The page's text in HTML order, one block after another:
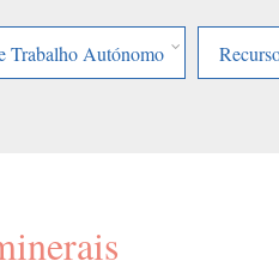
Trabalho Autónomo